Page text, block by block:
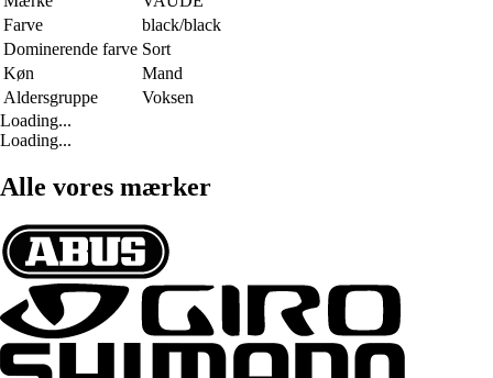
Farve
black/black
Dominerende farve Sort
Køn
Mand
Aldersgruppe
Voksen
Loading...
Loading...
Alle vores mærker